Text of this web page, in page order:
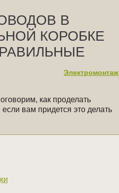
В
КОРОБКЕ
Электромонтаж
как проделать
вам придется это делать